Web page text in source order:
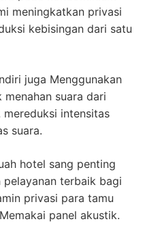
meningkatkan privasi
kebisingan dari satu
juga Menggunakan
suara dari
intensitas
suara.
hotel sang penting
terbaik bagi
privasi para tamu
panel akustik.